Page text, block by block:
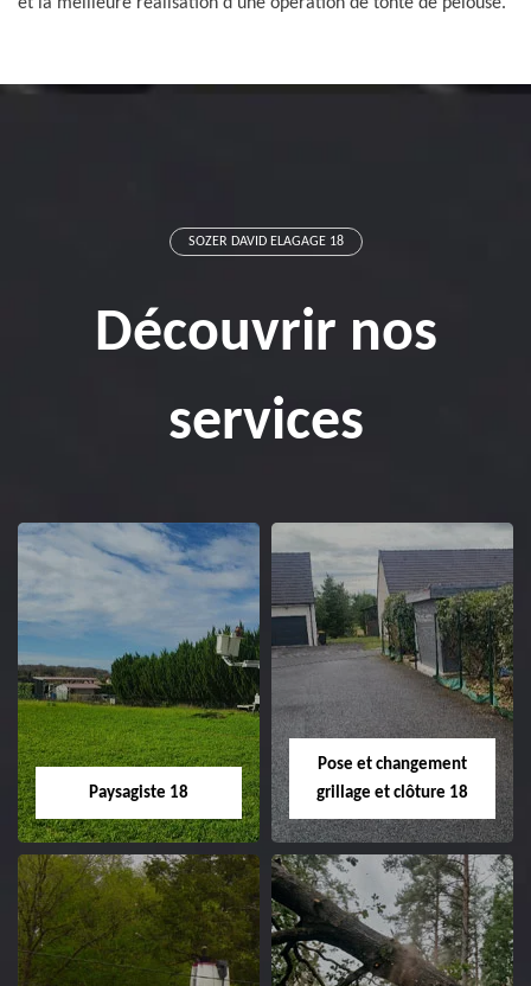
SOZER DAVID ELAGAGE 18
Découvrir nos
services
Paysagiste 18
Paysagiste 18
Pose et changement
grillage et clôture 18
Pose et